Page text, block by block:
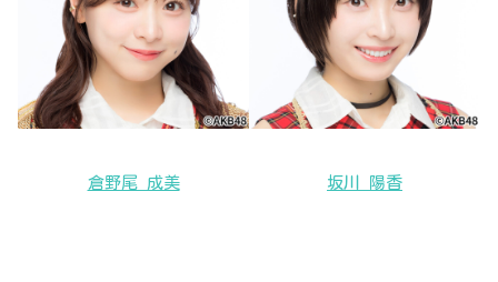
倉野尾 成美 坂川 陽香